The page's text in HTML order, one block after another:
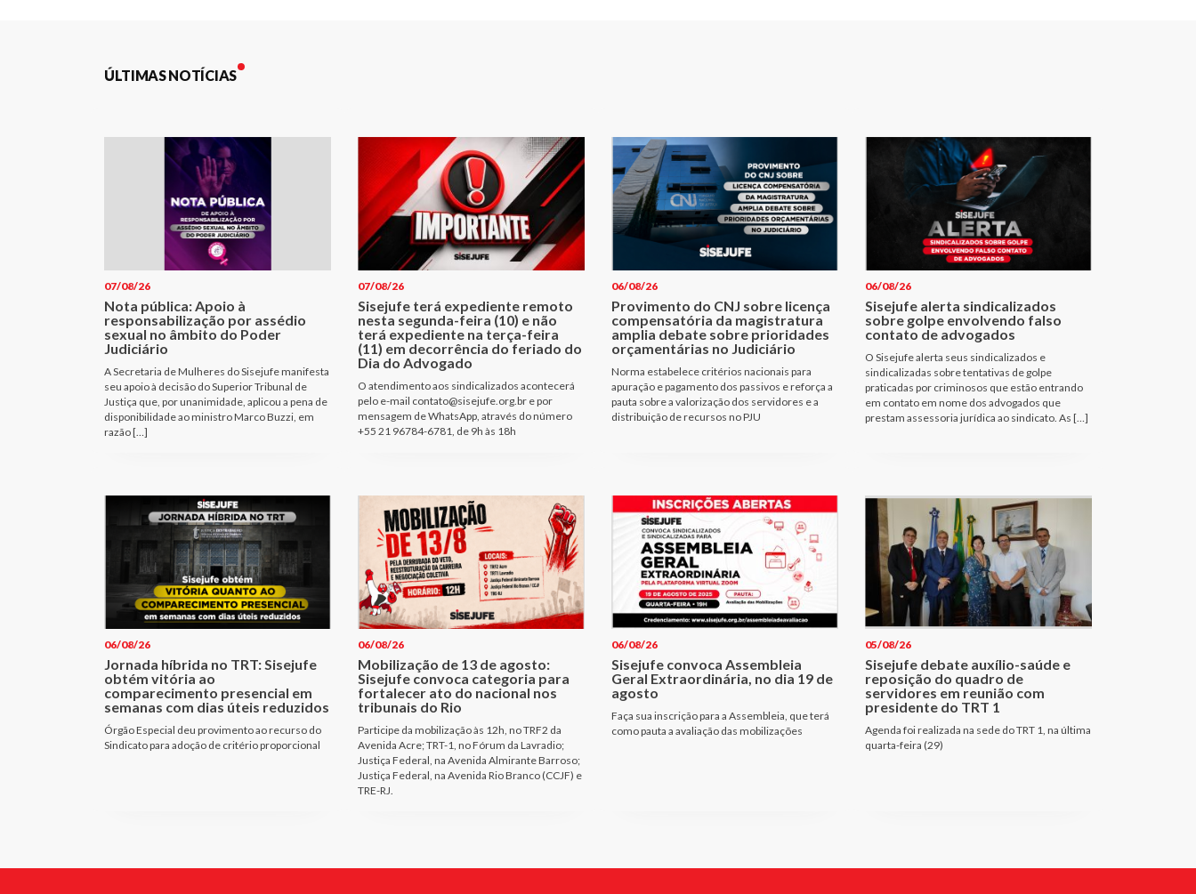
ÚLTIMAS NOTÍCIAS
07/08/26
Nota pública: Apoio à
responsabilização por assédio
sexual no âmbito do Poder
Judiciário
A Secretaria de Mulheres do Sisejufe manifesta
seu apoio à decisão do Superior Tribunal de
Justiça que, por unanimidade, aplicou a pena de
disponibilidade ao ministro Marco Buzzi, em
razão […]
07/08/26
Sisejufe terá expediente remoto
nesta segunda-feira (10) e não
terá expediente na terça-feira
(11) em decorrência do feriado do
Dia do Advogado
O atendimento aos sindicalizados acontecerá
pelo e-mail contato@sisejufe.org.br e por
mensagem de WhatsApp, através do número
+55 21 96784-6781, de 9h às 18h
06/08/26
Provimento do CNJ sobre licença
compensatória da magistratura
amplia debate sobre prioridades
orçamentárias no Judiciário
Norma estabelece critérios nacionais para
apuração e pagamento dos passivos e reforça a
pauta sobre a valorização dos servidores e a
distribuição de recursos no PJU
06/08/26
Sisejufe alerta sindicalizados
sobre golpe envolvendo falso
contato de advogados
O Sisejufe alerta seus sindicalizados e
sindicalizadas sobre tentativas de golpe
praticadas por criminosos que estão entrando
em contato em nome dos advogados que
prestam assessoria jurídica ao sindicato. As […]
06/08/26
Jornada híbrida no TRT: Sisejufe
obtém vitória ao
comparecimento presencial em
semanas com dias úteis reduzidos
Órgão Especial deu provimento ao recurso do
Sindicato para adoção de critério proporcional
06/08/26
Mobilização de 13 de agosto:
Sisejufe convoca categoria para
fortalecer ato do nacional nos
tribunais do Rio
Participe da mobilização às 12h, no TRF2 da
Avenida Acre; TRT-1, no Fórum da Lavradio;
Justiça Federal, na Avenida Almirante Barroso;
Justiça Federal, na Avenida Rio Branco (CCJF) e
TRE-RJ.
06/08/26
Sisejufe convoca Assembleia
Geral Extraordinária, no dia 19 de
agosto
Faça sua inscrição para a Assembleia, que terá
como pauta a avaliação das mobilizações
05/08/26
Sisejufe debate auxílio-saúde e
reposição do quadro de
servidores em reunião com
presidente do TRT 1
Agenda foi realizada na sede do TRT 1, na última
quarta-feira (29)